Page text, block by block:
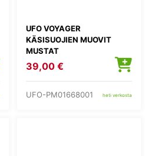
UFO VOYAGER
KÄSISUOJIEN MUOVIT
MUSTAT
39,00 €
UFO-PM01668001 heti verkosta